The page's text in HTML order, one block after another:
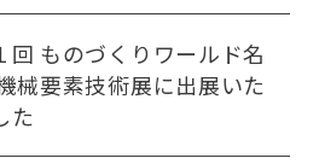
回 ものづくりワールド名
械要素技術展に出展いた
た